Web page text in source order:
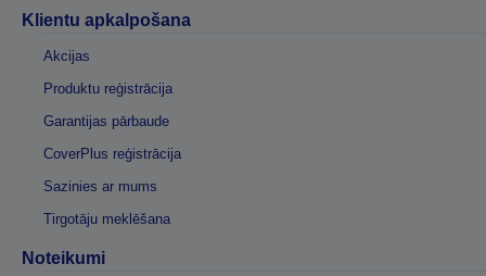
Klientu apkalpošana
Akcijas
Produktu reģistrācija
Garantijas pārbaude
CoverPlus reģistrācija
Sazinies ar mums
Tirgotāju meklēšana
Noteikumi